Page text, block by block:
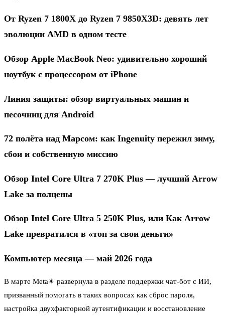
От Ryzen 7 1800X до Ryzen 7 9850X3D: девять лет
эволюции AMD в одном тесте
Обзор Apple MacBook Neo: удивительно хороший
ноутбук с процессором от iPhone
Линия защиты: обзор виртуальных машин и
песочниц для Android
72 полёта над Марсом: как Ingenuity пережил зиму,
сбои и собственную миссию
Обзор Intel Core Ultra 7 270K Plus — лучший Arrow
Lake за полцены
Обзор Intel Core Ultra 5 250K Plus, или Как Arrow
Lake превратился в «топ за свои деньги»
Компьютер месяца — май 2026 года
В марте Meta✴ развернула в разделе поддержки чат-бот с ИИ,
призванный помогать в таких вопросах как сброс пароля,
настройка двухфакторной аутентификации и восстановление